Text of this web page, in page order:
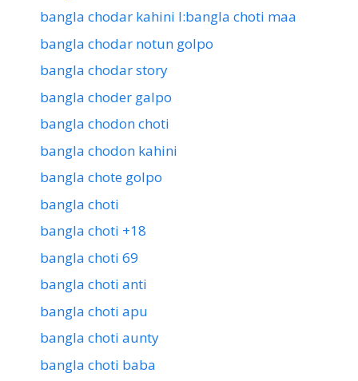
bangla chodar kahini l:bangla choti maa
bangla chodar notun golpo
bangla chodar story
bangla choder galpo
bangla chodon choti
bangla chodon kahini
bangla chote golpo
bangla choti
bangla choti +18
bangla choti 69
bangla choti anti
bangla choti apu
bangla choti aunty
bangla choti baba